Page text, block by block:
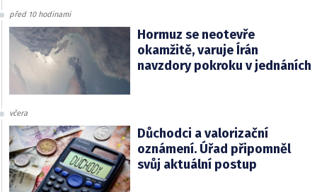
před 10 hodinami
Hormuz se neotevře
okamžitě, varuje Írán
navzdory pokroku v jednáních
včera
Důchodci a valorizační
oznámení. Úřad připomněl
svůj aktuální postup